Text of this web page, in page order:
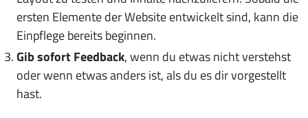
ersten Elemente der Website entwickelt sind, kann die
Einpflege bereits beginnen.
Gib sofort Feedback, wenn du etwas nicht verstehst
oder wenn etwas anders ist, als du es dir vorgestellt
hast.